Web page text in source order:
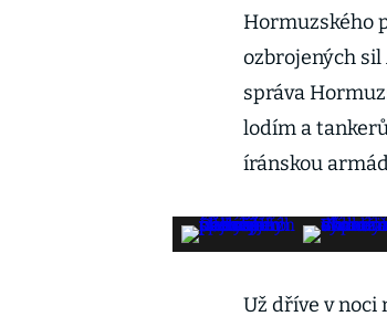
Hormuzského
ozbrojených
správa
lodím a
íránskou
Už dříve v noci